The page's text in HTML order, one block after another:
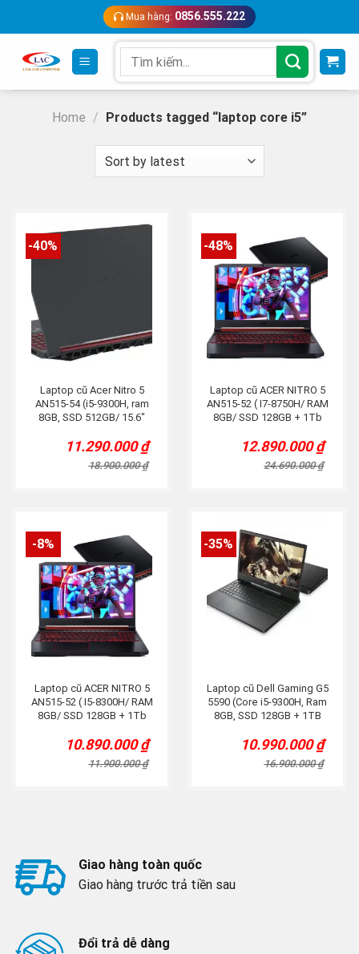
content
Mua hàng: 0856.555.222
for:
Home / Products tagged “laptop core i5”
-40%
Laptop cũ Acer Nitro 5
AN515-54 (i5-9300H, ram
8GB, SSD 512GB/ 15.6″
18.900.000₫
Original
price
was:
11.290.000₫
Current
price
is:
-48%
Laptop cũ ACER NITRO 5
AN515-52 ( I7-8750H/ RAM
8GB/ SSD 128GB + 1Tb
15,6” FHD)
24.690.000₫
Original
price
was:
12.890.000₫
Current
price
is:
-8%
Laptop cũ ACER NITRO 5
AN515-52 ( I5-8300H/ RAM
8GB/ SSD 128GB + 1Tb
15,6” FHD)
11.900.000₫
Original
price
was:
10.890.000₫
Current
price
is:
-35%
Laptop cũ Dell Gaming G5
5590 (Core i5-9300H, Ram
8GB, SSD 128GB + 1TB
15.6” FHD)
16.900.000₫
Original
price
was:
10.990.000₫
Current
price
is:
Giao hàng toàn quốc
Giao hàng trước trả tiền sau
Đổi trả dễ dàng